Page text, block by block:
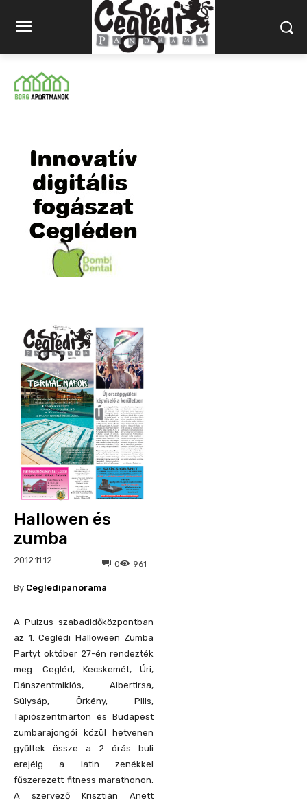
Hallowen és
zumba
2012.11.12. 961
0
By Cegledipanorama
A Pulzus szabadidőközpontban
az 1. Ceglédi Halloween Zumba
Partyt október 27-én rendezték
meg. Cegléd, Kecskemét, Úri,
Dánszentmiklós, Albertirsa,
Sülysáp, Örkény, Pilis,
Tápiószentmárton és Budapest
zumbarajongói közül hetvenen
gyűltek össze a 2 órás buli
erejéig a latin zenékkel
fűszerezett fitness marathonon.
A szervező Krisztián Anett